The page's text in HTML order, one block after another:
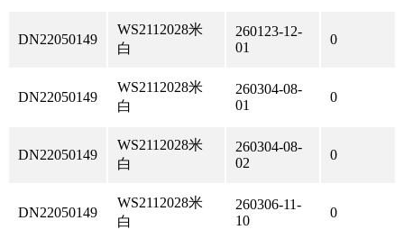
DN22050149
WS2112028米
白
260123-12-
01
0
DN22050149
WS2112028米
白
260304-08-
01
0
DN22050149
WS2112028米
白
260304-08-
02
0
DN22050149
WS2112028米
白
260306-11-
10
0